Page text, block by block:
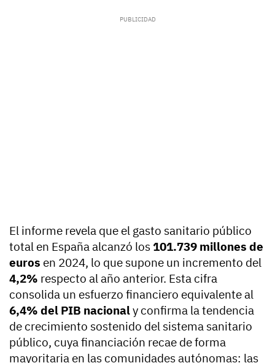
El informe revela que el gasto sanitario público
total en España alcanzó los 101.739 millones de
euros en 2024, lo que supone un incremento del
4,2% respecto al año anterior. Esta cifra
consolida un esfuerzo financiero equivalente al
6,4% del PIB nacionaly confirma la tendencia
de crecimiento sostenido del sistema sanitario
público, cuya financiación recae de forma
mayoritaria en las comunidades autónomas: las